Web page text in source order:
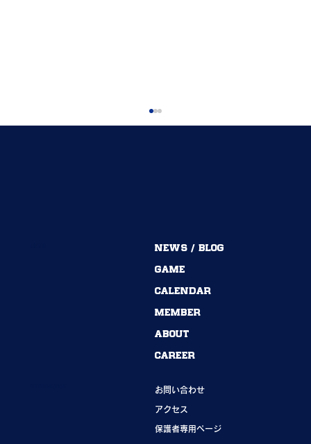
54期→55期｜ありがとうございました！
お問い合わせ
アクセス
保護者専用ページ
NEWS / BLOG
GAME
CALENDAR
MEMBER
ABOUT
CAREER